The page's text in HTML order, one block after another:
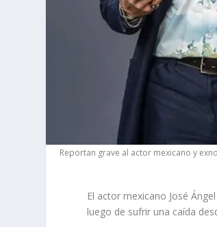
Reportan grave al actor mexicano y
El actor mexicano José
luego de sufrir una caída